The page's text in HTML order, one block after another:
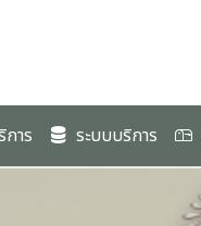
การ ระบบบริการ